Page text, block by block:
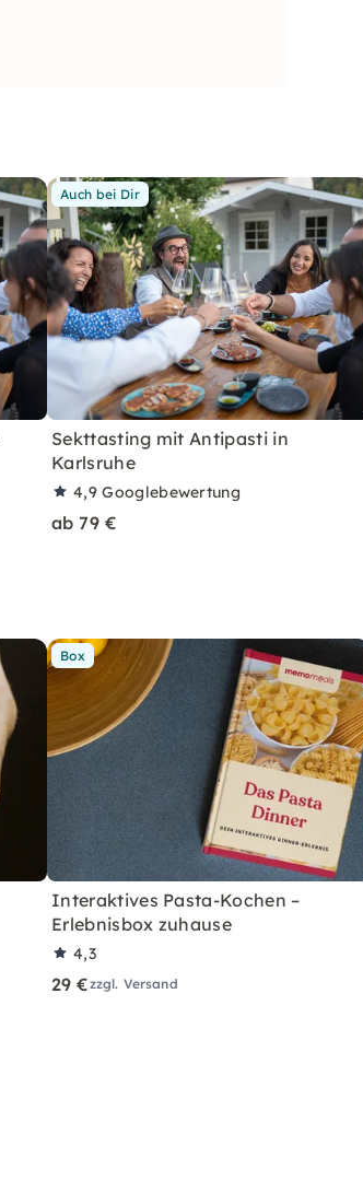
Auch bei Dir
Sekttasting mit Antipasti in
Karlsruhe
4,9Googlebewertung
ab 79 €
Box
Interaktives Pasta-Kochen –
Erlebnisbox zuhause
4,3
29 €zzgl. Versand